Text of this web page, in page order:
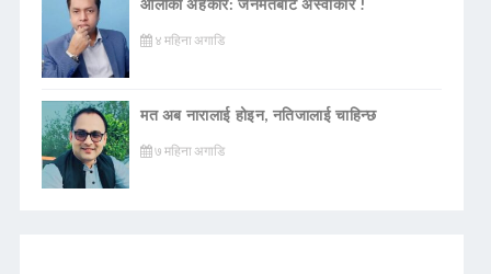
४ महिना अगाडि
मत अब नारालाई होइन, नतिजालाई चाहिन्छ
७ महिना अगाडि